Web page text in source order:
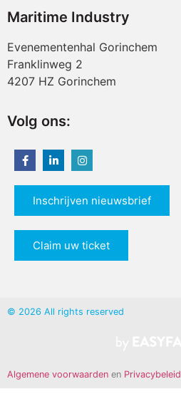
Maritime Industry
Evenementenhal Gorinchem
Franklinweg 2
4207 HZ Gorinchem
Volg ons:
Inschrijven nieuwsbrief
Claim uw ticket
© 2026 All rights reserved
Algemene voorwaarden en Privacybeleid